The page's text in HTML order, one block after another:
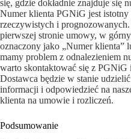
się, gdzie dokładnie znajduje się
Numer klienta PGNiG jest istotny
rzeczywistych i
pierwszej stronie umowy, w
oznaczony jako „Numer klienta”
mamy problem z odnalezieniem
warto skontaktować się z PGNiG
Dostawca będzie w stanie
informacji i odpowiedzieć na
klienta na umowie i rozliczeń.
Podsumowanie